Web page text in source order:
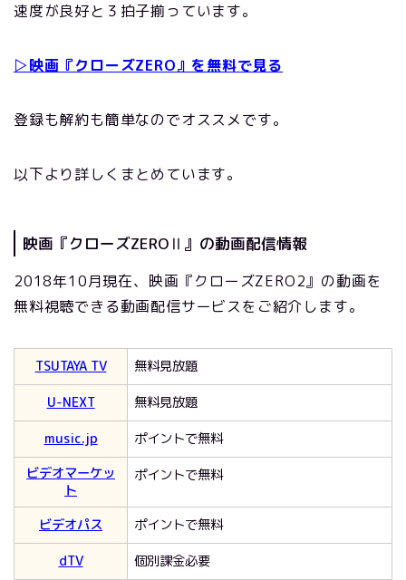
速度が良好と３拍子揃っています。
▷映画『クローズZERO』を無料で見る
登録も解約も簡単なのでオススメです。
以下より詳しくまとめています。
映画『クローズZEROⅡ』の動画配信情報
2018年10月現在、映画『クローズZERO2』の動画を
無料視聴できる動画配信サービスをご紹介します。
TSUTAYA TV
無料見放題
U-NEXT
無料見放題
music.jp
ポイントで無料
ビデオマーケッ
ト
ポイントで無料
ビデオパス
ポイントで無料
dTV
個別課金必要